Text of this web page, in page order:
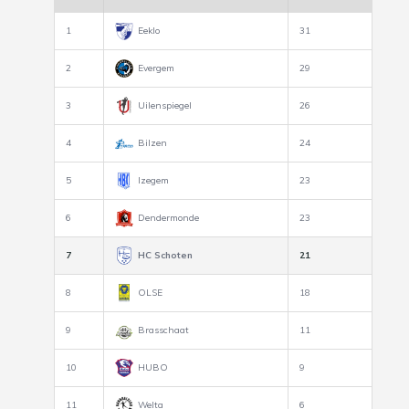
1 Eeklo 31
2 Evergem 29
3 Uilenspiegel 26
4 Bilzen 24
5 Izegem 23
6 Dendermonde 23
7 HC Schoten 21
8 OLSE 18
9 Brasschaat 11
10 HUBO 9
11 Welta 6